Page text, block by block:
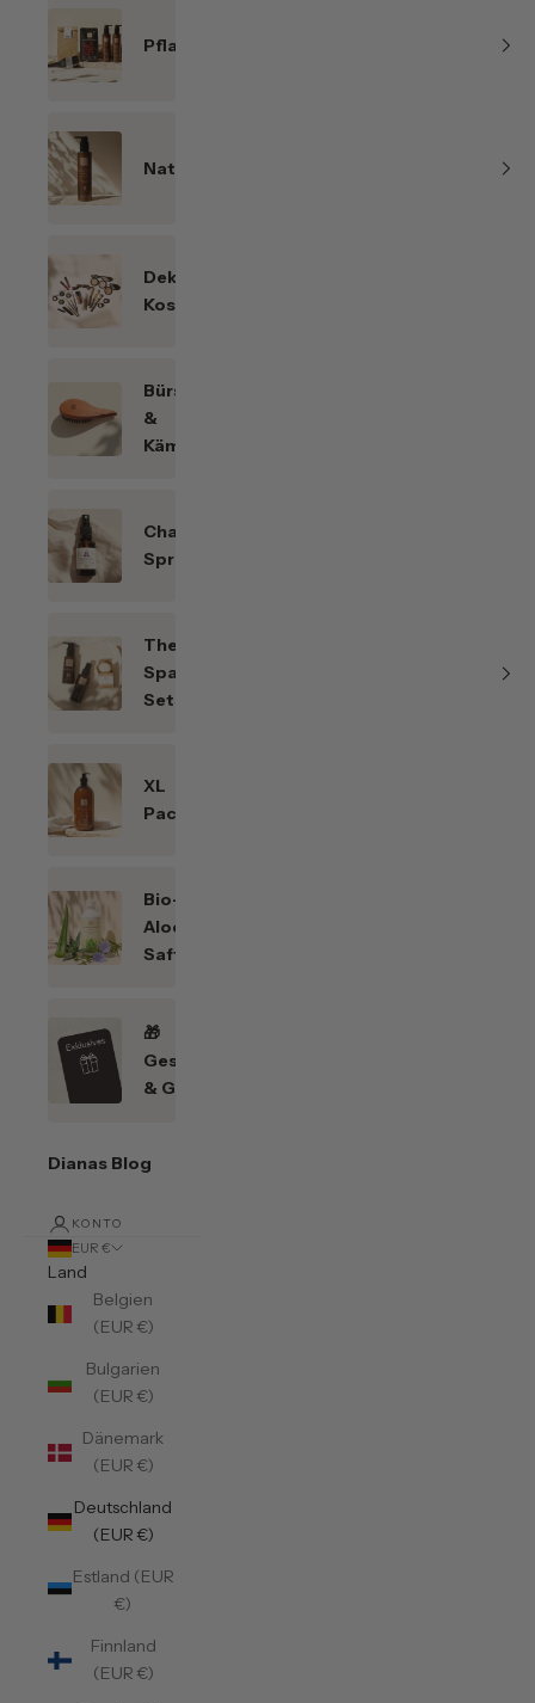
Pflanzenhaarfarben
Naturkosmetik
Dekorative
Kosmetik
Bürsten
&
Kämme
Chakren-
Sprays
Themen-
Spar-
Sets
XL
Packungen
Bio-
Aloe
Saft
🎁
Geschenkefinder
& Gutscheine
Dianas Blog
KONTO
EUR €
Land
Belgien
(EUR €)
Bulgarien
(EUR €)
Dänemark
(EUR €)
Deutschland
(EUR €)
Estland (EUR
€)
Finnland
(EUR €)